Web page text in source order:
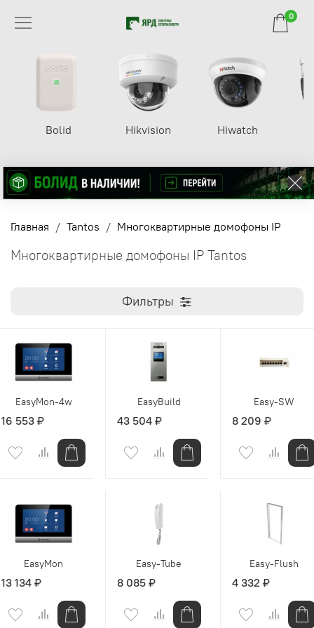
0
Bolid Hikvision Hiwatch
Главная Tantos Многоквартирные домофоны IP
Многоквартирные домофоны IP Tantos
Фильтры
EasyMon-4w
16 553 ₽
EasyBuild
43 504 ₽
Easy-SW
8 209 ₽
EasyMon
13 134 ₽
Easy-Tube
8 085 ₽
Easy-Flush
4 332 ₽